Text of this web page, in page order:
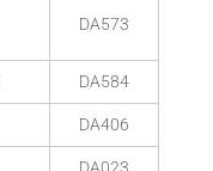
DA573
DA584
DA406